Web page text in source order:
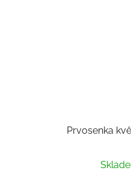
Prvosenka